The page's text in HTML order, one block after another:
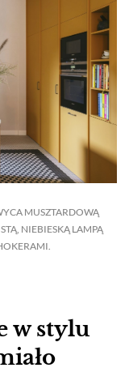
MUSZTARDOWĄ
NIEBIESKĄ LAMPĄ
w stylu